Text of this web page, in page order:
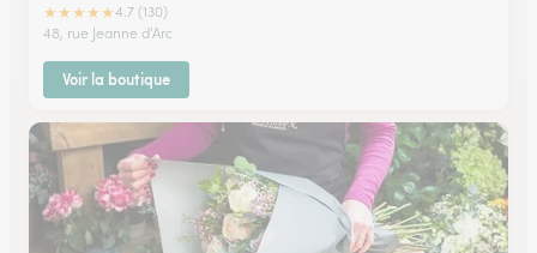
★★★★★4.7 (130)
48, rue Jeanne d'Arc
Voir la boutique